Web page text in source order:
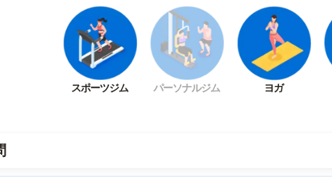
スポーツジム パーソナルジム ヨガ